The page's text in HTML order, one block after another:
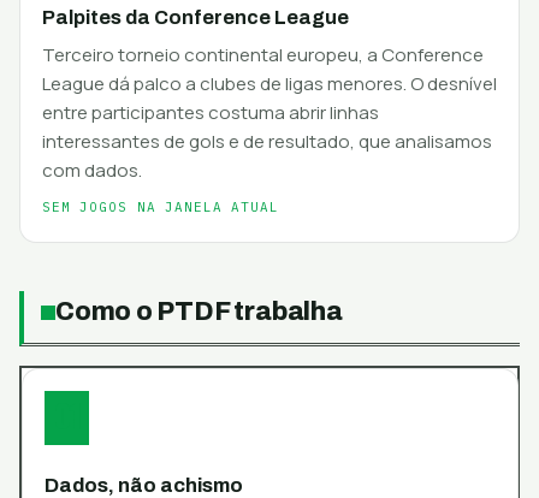
Palpites da Conference League
Terceiro torneio continental europeu, a Conference
League dá palco a clubes de ligas menores. O desnível
entre participantes costuma abrir linhas
interessantes de gols e de resultado, que analisamos
com dados.
SEM JOGOS NA JANELA ATUAL
Como o PTDF trabalha
Dados, não achismo